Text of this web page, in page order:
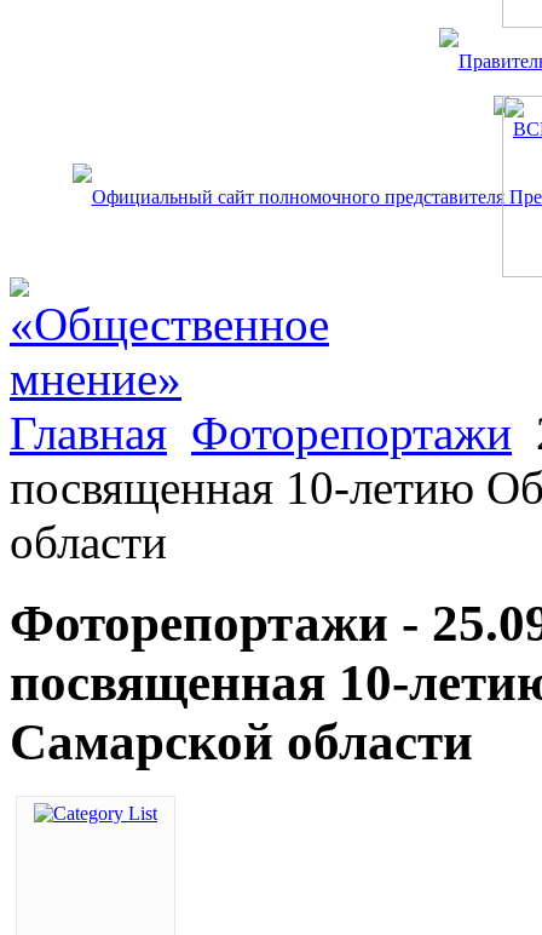
Главная Фоторепортажи
посвященная 10-летию
области
Фоторепортажи -
посвященная 10-
Самарской области